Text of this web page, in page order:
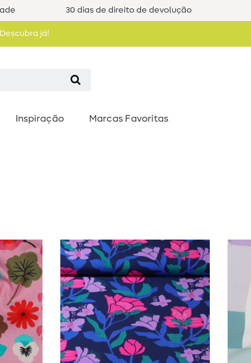
30 dias de direito de devolução
já!
Inspiração Marcas Favoritas